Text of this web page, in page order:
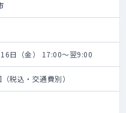
日（金） 17:00～翌9:00
税込・交通費別）